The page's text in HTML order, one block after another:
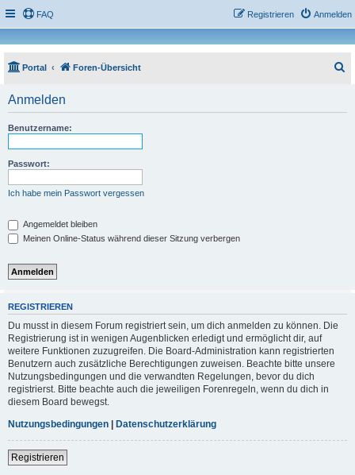
FAQ Anmelden
Registrieren
Portal Foren-Übersicht
Anmelden
Benutzername:
Passwort:
Ich habe mein Passwort vergessen
Angemeldet bleiben
Meinen Online-Status während dieser Sitzung verbergen
REGISTRIEREN
Du musst in diesem Forum registriert sein, um dich anmelden zu können. Die
Registrierung ist in wenigen Augenblicken erledigt und ermöglicht dir, auf
weitere Funktionen zuzugreifen. Die Board-Administration kann registrierten
Benutzern auch zusätzliche Berechtigungen zuweisen. Beachte bitte unsere
Nutzungsbedingungen und die verwandten Regelungen, bevor du dich
registrierst. Bitte beachte auch die jeweiligen Forenregeln, wenn du dich in
diesem Board bewegst.
Nutzungsbedingungen | Datenschutzerklärung
Registrieren